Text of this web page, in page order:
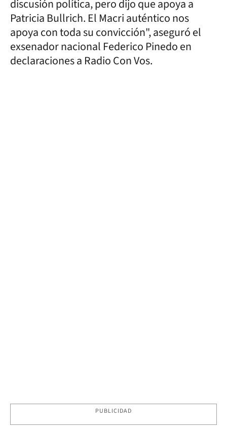
discusión política, pero dijo que apoya a
Patricia Bullrich. El Macri auténtico nos
apoya con toda su convicción", aseguró el
exsenador nacional Federico Pinedo en
declaraciones a Radio Con Vos.
PUBLICIDAD